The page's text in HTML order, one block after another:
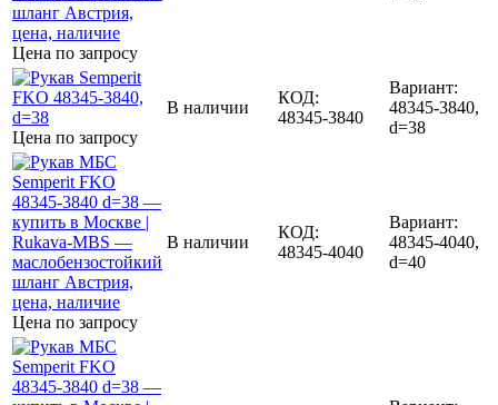
Цена по запросу
Цена по запросу
В наличии
КОД:
48345-3840
Вариант:
48345-3840,
d=38
Цена по запросу
В наличии
КОД:
48345-4040
Вариант:
48345-4040,
d=40